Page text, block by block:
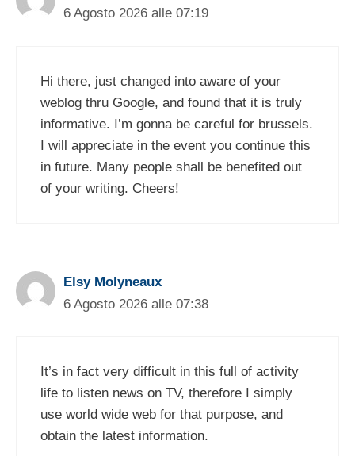
6 Agosto 2026 alle 07:19
Hi there, just changed into aware of your
weblog thru Google, and found that it is truly
informative. I’m gonna be careful for brussels.
I will appreciate in the event you continue this
in future. Many people shall be benefited out
of your writing. Cheers!
Elsy Molyneaux
6 Agosto 2026 alle 07:38
It’s in fact very difficult in this full of activity
life to listen news on TV, therefore I simply
use world wide web for that purpose, and
obtain the latest information.